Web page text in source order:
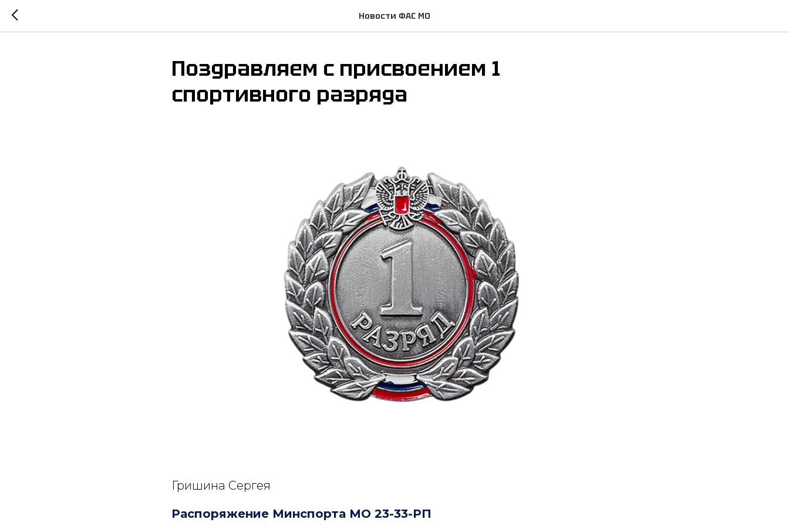
Новости ФАС МО
Поздравляем с присвоением 1
спортивного разряда
Гришина Сергея
Распоряжение Минспорта МО 23-33-РП